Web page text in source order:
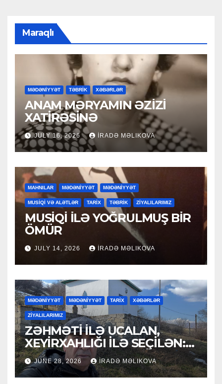
Maraqlı
MƏDƏNİYYƏT TƏBRİK XƏBƏRLƏR
ANAM MƏRYAMIN ƏZİZİ
XATİRƏSİNƏ
JULY 16, 2026 İRADƏ MƏLIKOVA
MAHNILAR MƏDƏNİYYƏT MƏDƏNİYYƏT
MUSİQİ VƏ ALƏTLƏR TARİX TƏBRİK ZİYALILARIMIZ
MUSİQİ İLƏ YOĞRULMUŞ BİR
ÖMÜR
JULY 14, 2026 İRADƏ MƏLIKOVA
MƏDƏNİYYƏT MƏDƏNİYYƏT TARİX XƏBƏRLƏR
ZİYALILARIMIZ
ZƏHMƏTİ İLƏ UCALAN,
XEYİRXAHLIĞI İLƏ SEÇİLƏN:
HACI RAMAZAN QULİYEV
JUNE 28, 2026 İRADƏ MƏLIKOVA